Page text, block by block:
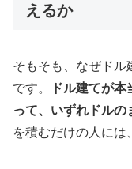
えるか
そもそも、なぜドル
です。
ドル建てが
って、いずれドルの
を積むだけの人には